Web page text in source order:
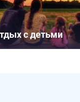
с детьми